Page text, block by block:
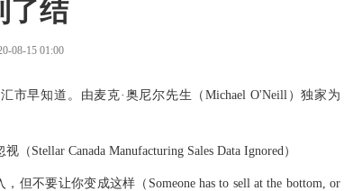
了结
08-15 01:00
市早知道。由麦克·奥尼尔先生（Michael O'Neill）独家为
Stellar Canada Manufacturing Sales Data Ignored）
不要让你变成这样（Someone has to sell at the bottom, or